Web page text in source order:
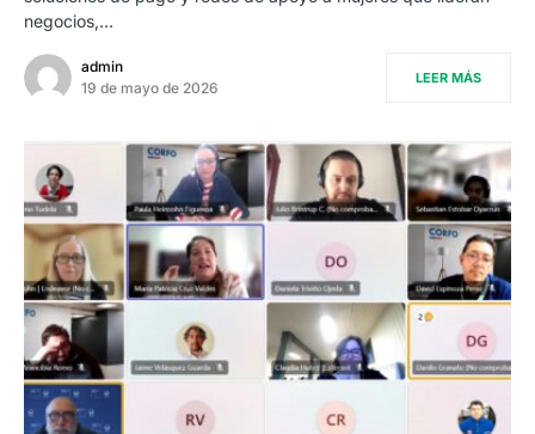
negocios,…
admin
19 de mayo de 2026
LEER MÁS